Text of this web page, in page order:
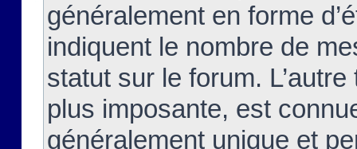
généralement en forme
indiquent le nombre de
statut sur le forum.
plus imposante, est
généralement unique et